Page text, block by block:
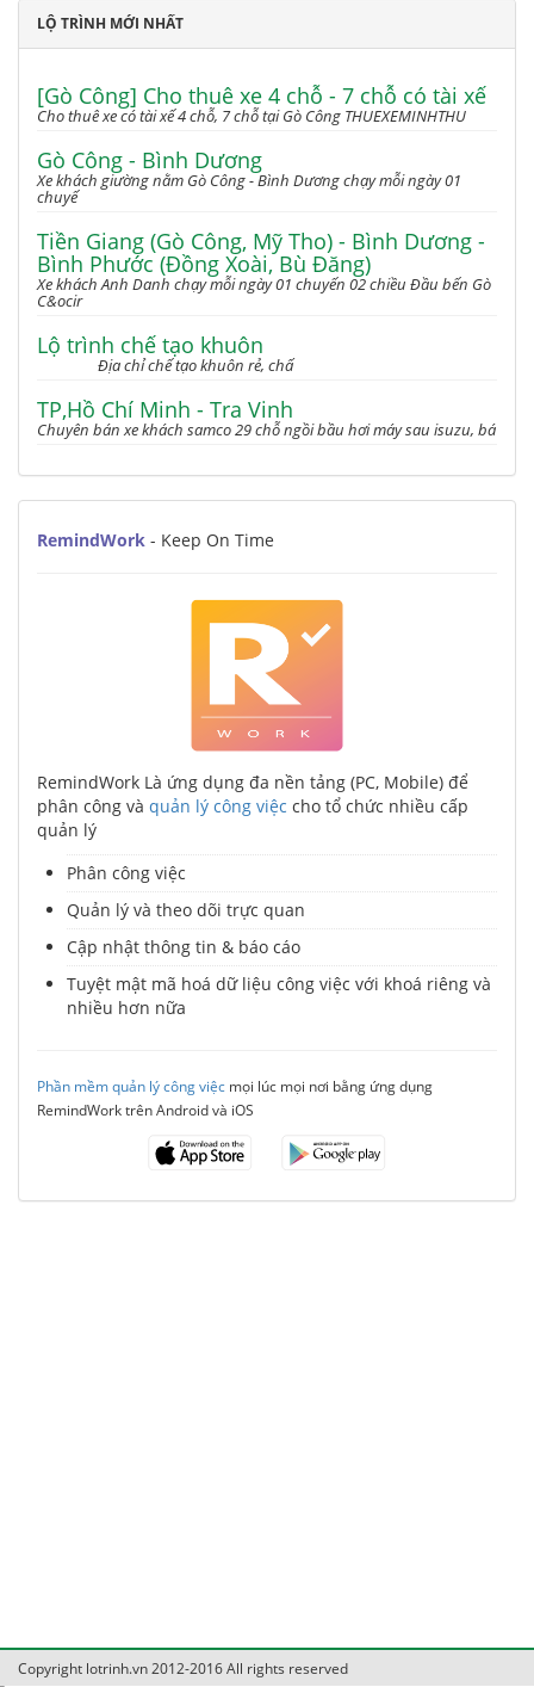
LỘ TRÌNH MỚI NHẤT
[Gò Công] Cho thuê xe 4 chỗ - 7 chỗ có tài xế
Cho thuê xe có tài xế 4 chỗ, 7 chỗ tại Gò Công THUEXEMINHTHU
Gò Công - Bình Dương
Xe khách giường nằm Gò Công - Bình Dương chạy mỗi ngày 01
chuyế
Tiền Giang (Gò Công, Mỹ Tho) - Bình Dương -
Bình Phước (Đồng Xoài, Bù Đăng)
Xe khách Anh Danh chạy mỗi ngày 01 chuyến 02 chiều Đầu bến Gò
C&ocir
Lộ trình chế tạo khuôn
Địa chỉ chế tạo khuôn rẻ, chấ
TP,Hồ Chí Minh - Tra Vinh
Chuyên bán xe khách samco 29 chỗ ngồi bầu hơi máy sau isuzu, bá
RemindWork - Keep On Time
RemindWork Là ứng dụng đa nền tảng (PC, Mobile) để
phân công và quản lý công việc cho tổ chức nhiều cấp
quản lý
Phân công việc
Quản lý và theo dõi trực quan
Cập nhật thông tin & báo cáo
Tuyệt mật mã hoá dữ liệu công việc với khoá riêng và
nhiều hơn nữa
Phần mềm quản lý công việc mọi lúc mọi nơi bằng ứng dụng
RemindWork trên Android và iOS
Copyright lotrinh.vn 2012-2016 All rights reserved